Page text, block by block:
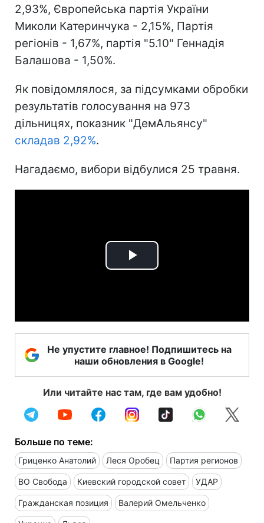
2,93%, Європейська партія України
Миколи Катеринчука - 2,15%, Партія
регіонів - 1,67%, партія "5.10" Геннадія
Балашова - 1,50%.
Як повідомлялося, за підсумками обробки
результатів голосування на 973
дільницях, показник "ДемАльянсу"
складав 2,92%.
Нагадаємо, вибори відбулися 25 травня.
Play
Не упустите главное! Подпишитесь на
наши обновления в Google!
Или читайте нас там, где вам удобно!
Больше по теме:
Гриценко Анатолий Леся Оробец Партия регионов
ВО Свобода Киевский городской совет УДАР
Гражданская позиция Валерий Омельченко